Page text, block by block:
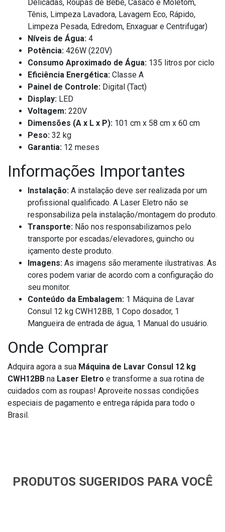
Delicadas, Roupas de Bebê, Casaco e Moletom,
Tênis, Limpeza Lavadora, Lavagem Eco, Rápido,
Limpeza Pesada, Edredom, Enxaguar e Centrifugar)
Níveis de Água: 4
Potência: 426W (220V)
Consumo Aproximado de Água: 135 litros por ciclo
Eficiência Energética: Classe A
Painel de Controle: Digital (Tact)
Display: LED
Voltagem: 220V
Dimensões (A x L x P): 101 cm x 58 cm x 60 cm
Peso: 32 kg
Garantia: 12 meses
Informações Importantes
Instalação: A instalação deve ser realizada por um
profissional qualificado. A Laser Eletro não se
responsabiliza pela instalação/montagem do produto.
Transporte: Não nos responsabilizamos pelo
transporte por escadas/elevadores, guincho ou
içamento deste produto.
Imagens: As imagens são meramente ilustrativas. As
cores podem variar de acordo com a configuração do
seu monitor.
Conteúdo da Embalagem: 1 Máquina de Lavar
Consul 12 kg CWH12BB, 1 Copo dosador, 1
Mangueira de entrada de água, 1 Manual do usuário.
Onde Comprar
Adquira agora a sua Máquina de Lavar Consul 12 kg
CWH12BB na Laser Eletro e transforme a sua rotina de
cuidados com as roupas! Aproveite nossas condições
especiais de pagamento e entrega rápida para todo o
Brasil.
PRODUTOS SUGERIDOS PARA VOCÊ